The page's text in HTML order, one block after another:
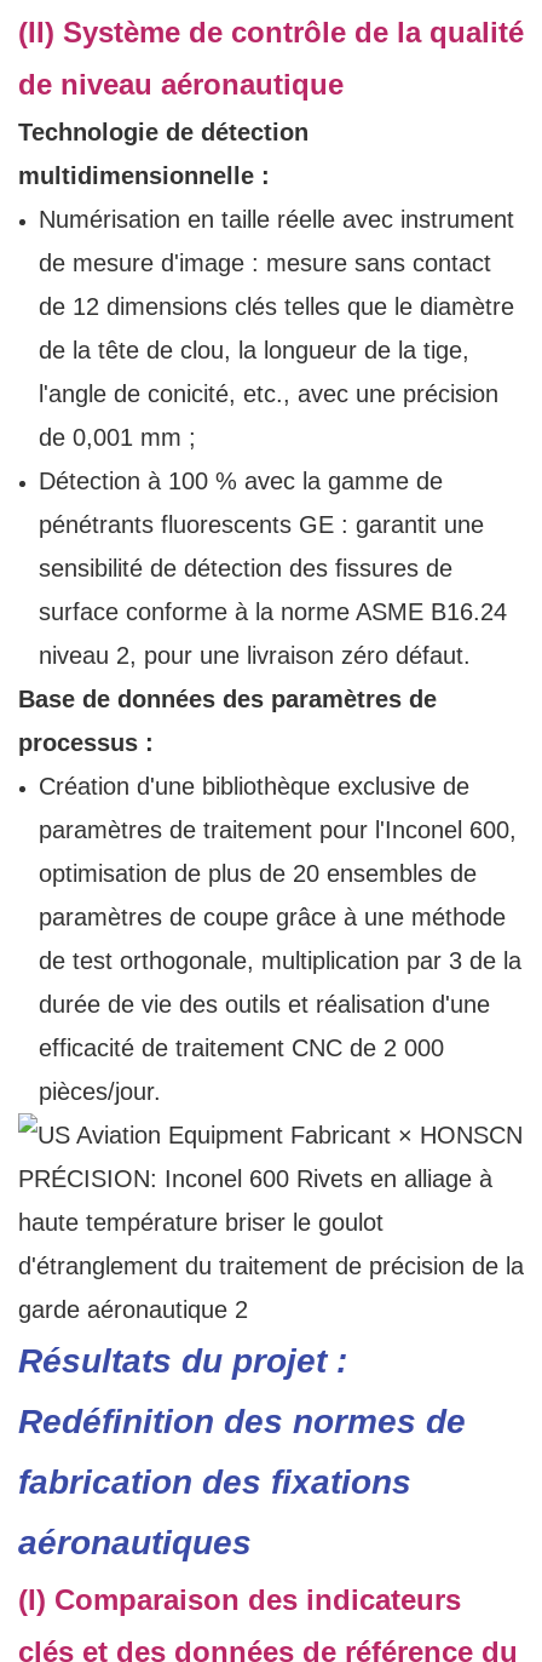
(II) Système de contrôle de la qualité
de niveau aéronautique
Technologie de détection
multidimensionnelle :
Numérisation en taille réelle avec instrument
de mesure d'image : mesure sans contact
de 12 dimensions clés telles que le diamètre
de la tête de clou, la longueur de la tige,
l'angle de conicité, etc., avec une précision
de 0,001 mm ;
Détection à 100 % avec la gamme de
pénétrants fluorescents GE : garantit une
sensibilité de détection des fissures de
surface conforme à la norme ASME B16.24
niveau 2, pour une livraison zéro défaut.
Base de données des paramètres de
processus :
Création d'une bibliothèque exclusive de
paramètres de traitement pour l'Inconel 600,
optimisation de plus de 20 ensembles de
paramètres de coupe grâce à une méthode
de test orthogonale, multiplication par 3 de la
durée de vie des outils et réalisation d'une
efficacité de traitement CNC de 2 000
pièces/jour.
Résultats du projet :
Redéfinition des normes de
fabrication des fixations
aéronautiques
(I) Comparaison des indicateurs
clés et des données de référence du